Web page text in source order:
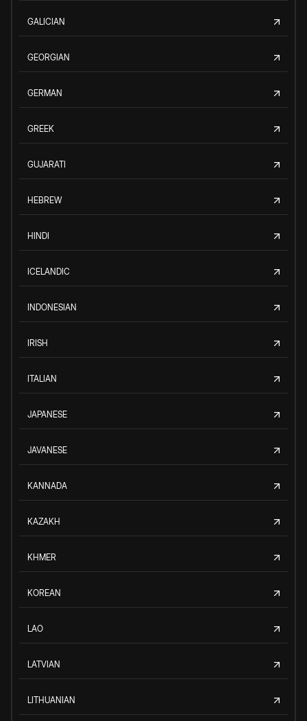
GALICIAN
GEORGIAN
GERMAN
GREEK
GUJARATI
HEBREW
HINDI
ICELANDIC
INDONESIAN
IRISH
ITALIAN
JAPANESE
JAVANESE
KANNADA
KAZAKH
KHMER
KOREAN
LAO
LATVIAN
LITHUANIAN